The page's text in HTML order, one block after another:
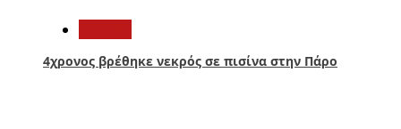
4χρονος βρέθηκε νεκρός σε πισίνα στην Πάρο